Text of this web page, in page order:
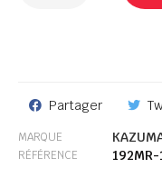
Partager
MARQUE
RÉFÉRENCE